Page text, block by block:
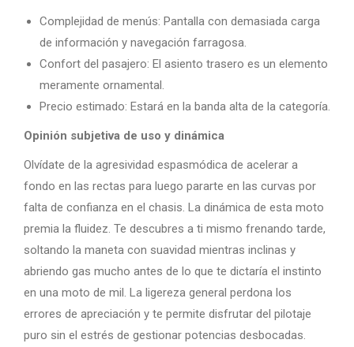
Complejidad de menús: Pantalla con demasiada carga
de información y navegación farragosa.
Confort del pasajero: El asiento trasero es un elemento
meramente ornamental.
Precio estimado: Estará en la banda alta de la categoría.
Opinión subjetiva de uso y dinámica
Olvídate de la agresividad espasmódica de acelerar a
fondo en las rectas para luego pararte en las curvas por
falta de confianza en el chasis. La dinámica de esta moto
premia la fluidez. Te descubres a ti mismo frenando tarde,
soltando la maneta con suavidad mientras inclinas y
abriendo gas mucho antes de lo que te dictaría el instinto
en una moto de mil. La ligereza general perdona los
errores de apreciación y te permite disfrutar del pilotaje
puro sin el estrés de gestionar potencias desbocadas.